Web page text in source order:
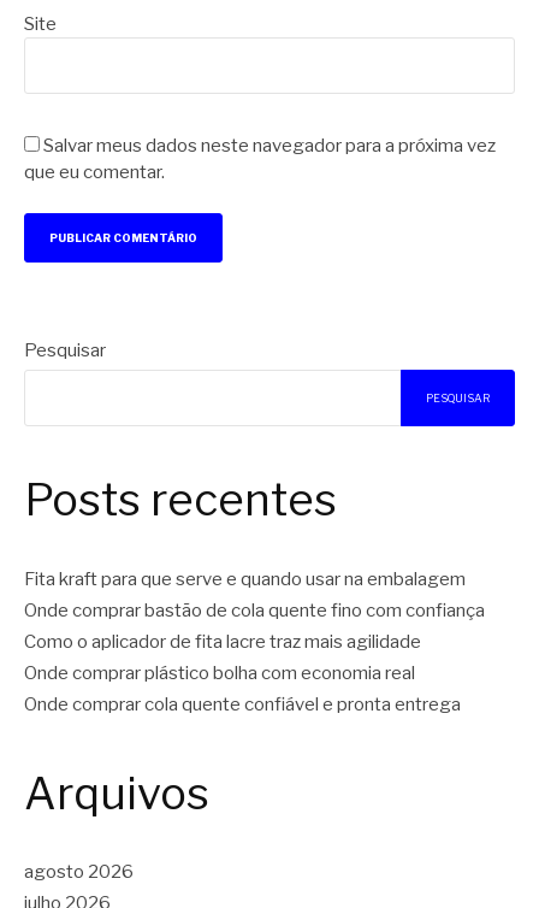
Site
Salvar meus dados neste navegador para a próxima vez
que eu comentar.
Pesquisar
PESQUISAR
Posts recentes
Fita kraft para que serve e quando usar na embalagem
Onde comprar bastão de cola quente fino com confiança
Como o aplicador de fita lacre traz mais agilidade
Onde comprar plástico bolha com economia real
Onde comprar cola quente confiável e pronta entrega
Arquivos
agosto 2026
julho 2026